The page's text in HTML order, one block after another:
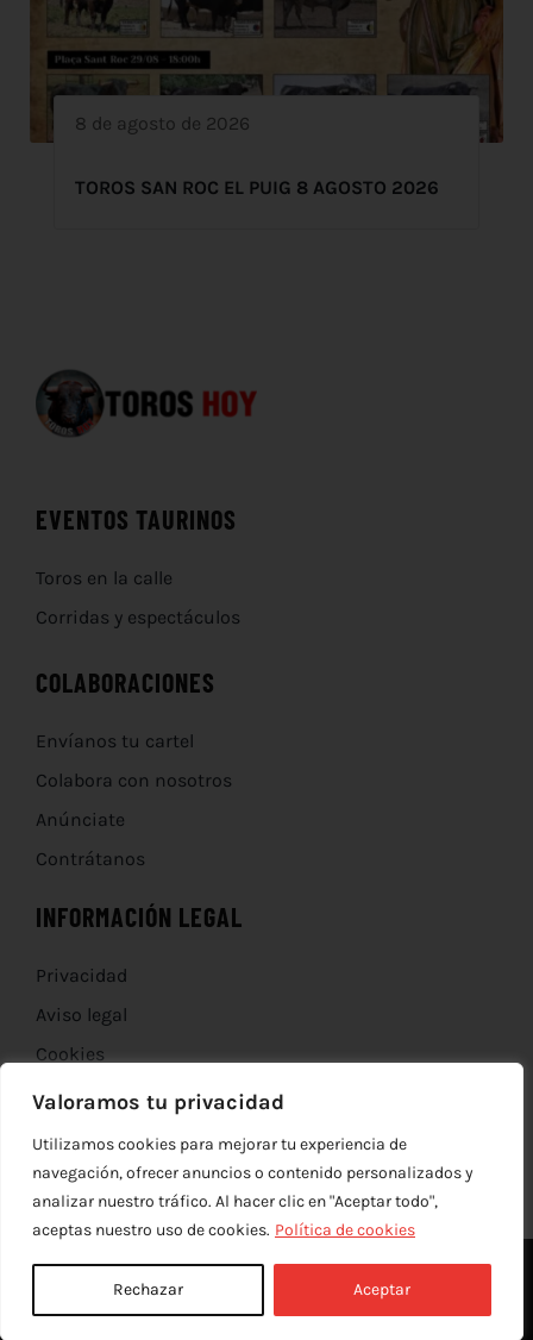
Valoramos tu privacidad
Utilizamos cookies para mejorar tu experiencia de
navegación, ofrecer anuncios o contenido personalizados y
analizar nuestro tráfico. Al hacer clic en "Aceptar todo",
aceptas nuestro uso de cookies. Política de cookies
Rechazar Aceptar
8 de agosto de 2026
TOROS SAN ROC EL PUIG 8 AGOSTO 2026
EVENTOS TAURINOS
Toros en la calle
Corridas y espectáculos
COLABORACIONES
Envíanos tu cartel
Colabora con nosotros
Anúnciate
Contrátanos
INFORMACIÓN LEGAL
Privacidad
Aviso legal
Cookies
Devoluciones
© Copyright 2012 - 2026 | | Todos los derechos reservados